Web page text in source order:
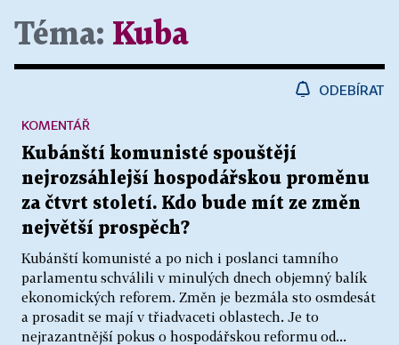
Téma: Kuba
ODEBÍRAT
Kubánští komunisté spouštějí
nejrozsáhlejší hospodářskou proměnu
za čtvrt století. Kdo bude mít ze změn
největší prospěch?
Kubánští komunisté a po nich i poslanci tamního
parlamentu schválili v minulých dnech objemný balík
ekonomických reforem. Změn je bezmála sto osmdesát
a prosadit se mají v třiadvaceti oblastech. Je to
nejrazantnější pokus o hospodářskou reformu od...
KOMENTÁŘ